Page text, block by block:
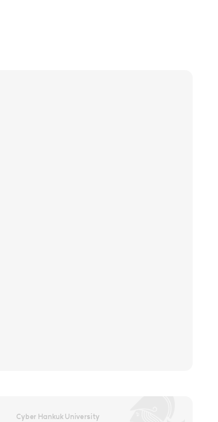
Cyber Hankuk University